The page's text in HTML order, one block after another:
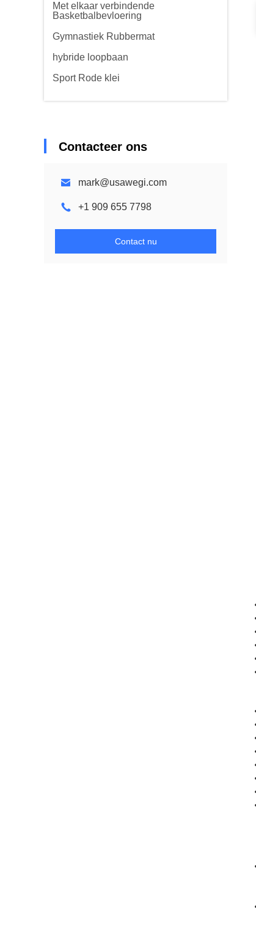
Met elkaar verbindende
Basketbalbevloering
Gymnastiek Rubbermat
hybride loopbaan
Sport Rode klei
Contacteer ons
mark@usawegi.com
+1 909 655 7798
Contact nu